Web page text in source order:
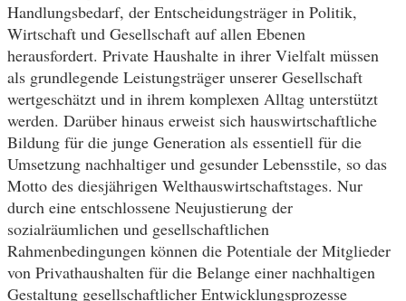
Handlungsbedarf, der Entscheidungsträger in Politik,
Wirtschaft und Gesellschaft auf allen Ebenen
herausfordert. Private Haushalte in ihrer Vielfalt müssen
als grundlegende Leistungsträger unserer Gesellschaft
wertgeschätzt und in ihrem komplexen Alltag unterstützt
werden. Darüber hinaus erweist sich hauswirtschaftliche
Bildung für die junge Generation als essentiell für die
Umsetzung nachhaltiger und gesunder Lebensstile, so das
Motto des diesjährigen Welthauswirtschaftstages. Nur
durch eine entschlossene Neujustierung der
sozialräumlichen und gesellschaftlichen
Rahmenbedingungen können die Potentiale der Mitglieder
von Privathaushalten für die Belange einer nachhaltigen
Gestaltung gesellschaftlicher Entwicklungsprozesse